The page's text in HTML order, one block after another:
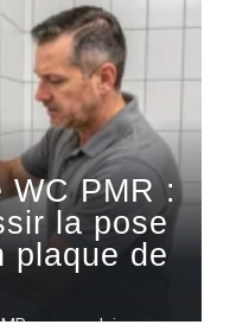
WC PMR :
la pose
plaque de
sur une cloison en